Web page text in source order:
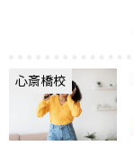
心斎橋校